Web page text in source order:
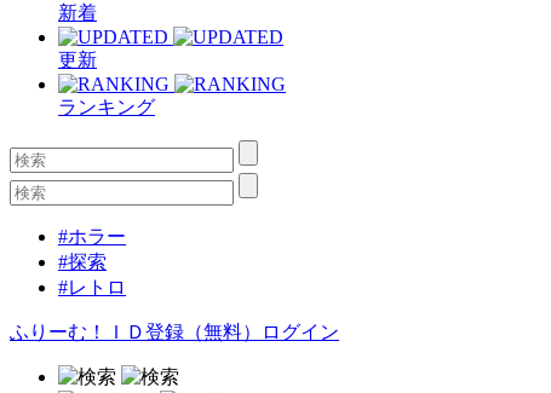
新着
更新
ランキング
#ホラー
#探索
#レトロ
ふりーむ！ＩＤ登録（無料） ログイン